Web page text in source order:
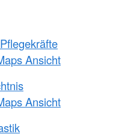
Ansicht
Ansicht